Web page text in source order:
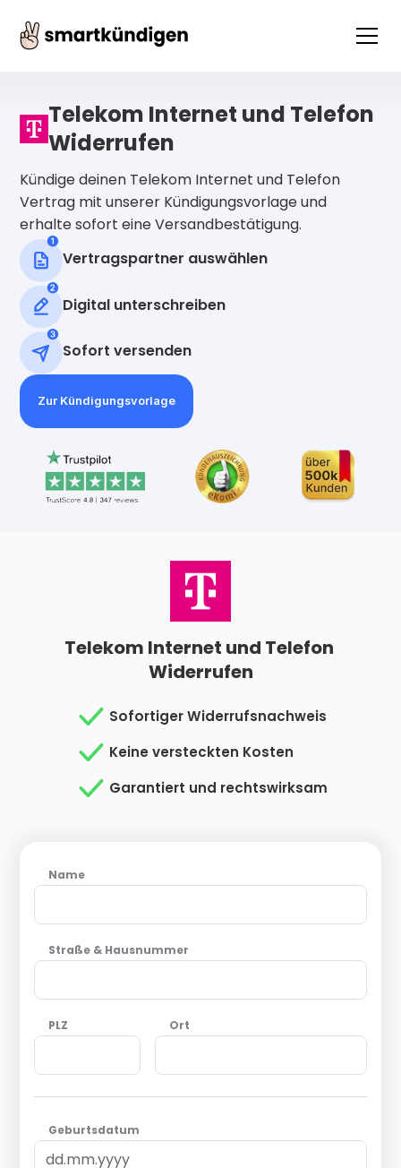
Telekom Internet und Telefon
Widerrufen
Kündige deinen Telekom Internet und Telefon
Vertrag mit unserer Kündigungsvorlage und
erhalte sofort eine Versandbestätigung.
Vertragspartner auswählen
Digital unterschreiben
Sofort versenden
Zur Kündigungsvorlage
Telekom Internet und Telefon
Widerrufen
Sofortiger Widerrufsnachweis
Keine versteckten Kosten
Garantiert und rechtswirksam
Name
Straße & Hausnummer
PLZ Ort
Geburtsdatum